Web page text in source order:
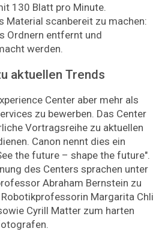
130 Blatt pro Minute.
Material scanbereit zu machen:
Ordnern entfernt und
werden.
aktuellen Trends
Center aber mehr als
zu bewerben. Das Center
Vortragsreihe zu aktuellen
Canon nennt dies ein
the future – shape the future".
des Centers sprachen unter
Abraham Bernstein zu
Margarita Chli
Cyrill Matter zum harten